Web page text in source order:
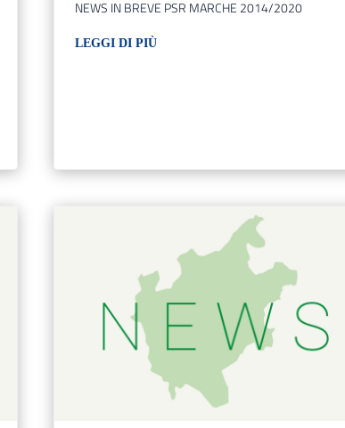
NEWS IN BREVE PSR MARCHE 2014/2020
LEGGI DI PIÙ